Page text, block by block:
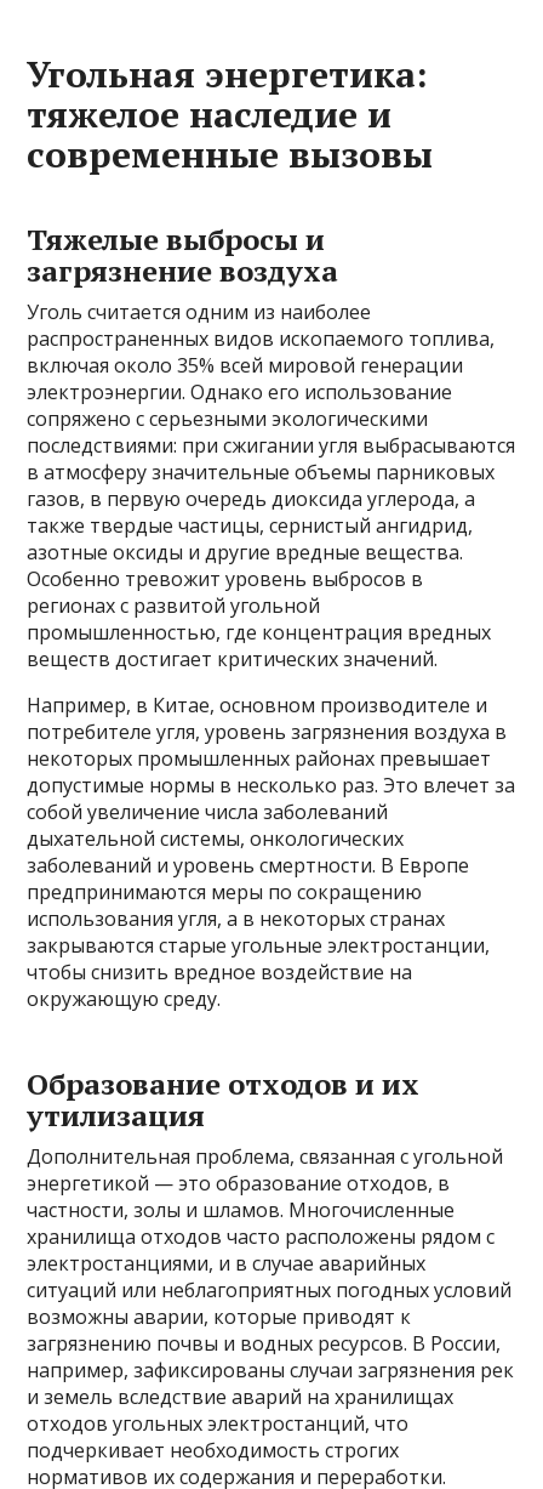
Угольная энергетика:
тяжелое наследие и
современные вызовы
Тяжелые выбросы и
загрязнение воздуха
Уголь считается одним из наиболее
распространенных видов ископаемого топлива,
включая около 35% всей мировой генерации
электроэнергии. Однако его использование
сопряжено с серьезными экологическими
последствиями: при сжигании угля выбрасываются
в атмосферу значительные объемы парниковых
газов, в первую очередь диоксида углерода, а
также твердые частицы, сернистый ангидрид,
азотные оксиды и другие вредные вещества.
Особенно тревожит уровень выбросов в
регионах с развитой угольной
промышленностью, где концентрация вредных
веществ достигает критических значений.
Например, в Китае, основном производителе и
потребителе угля, уровень загрязнения воздуха в
некоторых промышленных районах превышает
допустимые нормы в несколько раз. Это влечет за
собой увеличение числа заболеваний
дыхательной системы, онкологических
заболеваний и уровень смертности. В Европе
предпринимаются меры по сокращению
использования угля, а в некоторых странах
закрываются старые угольные электростанции,
чтобы снизить вредное воздействие на
окружающую среду.
Образование отходов и их
утилизация
Дополнительная проблема, связанная с угольной
энергетикой — это образование отходов, в
частности, золы и шламов. Многочисленные
хранилища отходов часто расположены рядом с
электростанциями, и в случае аварийных
ситуаций или неблагоприятных погодных условий
возможны аварии, которые приводят к
загрязнению почвы и водных ресурсов. В России,
например, зафиксированы случаи загрязнения рек
и земель вследствие аварий на хранилищах
отходов угольных электростанций, что
подчеркивает необходимость строгих
нормативов их содержания и переработки.